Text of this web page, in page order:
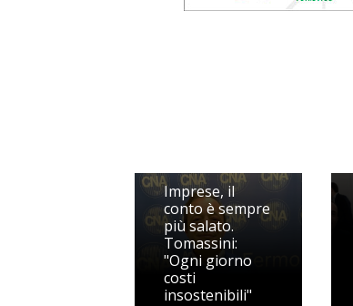
Imprese, il
conto è sempre
più salato.
Tomassini:
"Ogni giorno
costi
insostenibili"